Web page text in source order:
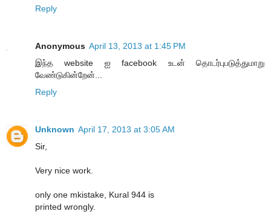
Reply
Anonymous April 13, 2013 at 1:45 PM
இந்த website ஐ facebook உடன் தொடர்புபடுத்துமாறு
வேண்டுகின்றேன்...
Reply
Unknown April 17, 2013 at 3:05 AM
Sir,
Very nice work.
only one mkistake, Kural 944 is
printed wrongly.